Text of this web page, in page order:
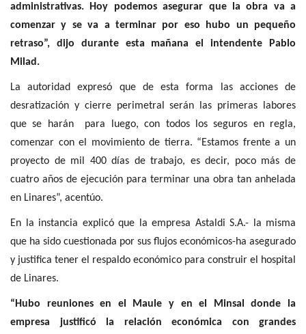
administrativas. Hoy podemos asegurar que la obra va a
comenzar y se va a terminar por eso hubo un pequeño
retraso”, dijo durante esta mañana el intendente Pablo
Milad.
La autoridad expresó que de esta forma las acciones de
desratización y cierre perimetral serán las primeras labores
que se harán para luego, con todos los seguros en regla,
comenzar con el movimiento de tierra. “Estamos frente a un
proyecto de mil 400 días de trabajo, es decir, poco más de
cuatro años de ejecución para terminar una obra tan anhelada
en Linares”, acentúo.
En la instancia explicó que la empresa Astaldi S.A.- la misma
que ha sido cuestionada por sus flujos económicos-ha asegurado
y justifica tener el respaldo económico para construir el hospital
de Linares.
“Hubo reuniones en el Maule y en el Minsal donde la
empresa justificó la relación económica con grandes